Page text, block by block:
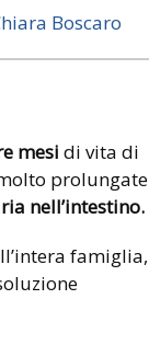
Boscaro
mesi di vita di
prolungate
nell’intestino.
famiglia,